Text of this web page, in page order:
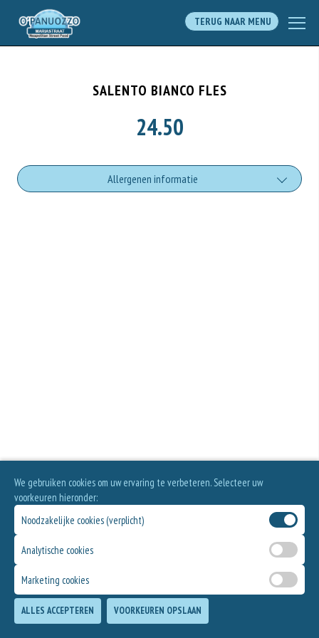
TERUG NAAR MENU
SALENTO BIANCO FLES
24.50
Allergenen informatie
We gebruiken cookies om uw ervaring te verbeteren. Selecteer uw
voorkeuren hieronder:
Noodzakelijke cookies (verplicht)
Analytische cookies
Marketing cookies
ALLES ACCEPTEREN VOORKEUREN OPSLAAN